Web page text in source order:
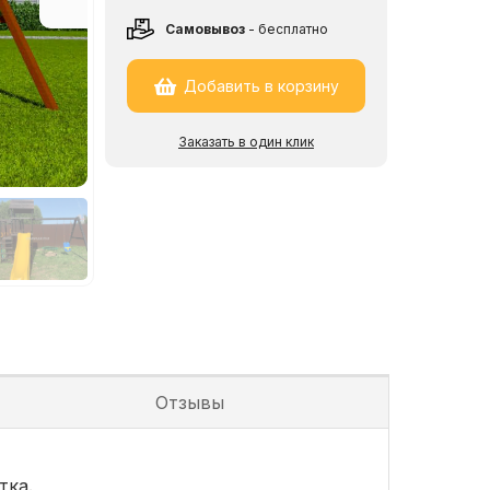
Cамовывоз - бесплатно
Добавить в корзину
Заказать в один клик
Отзывы